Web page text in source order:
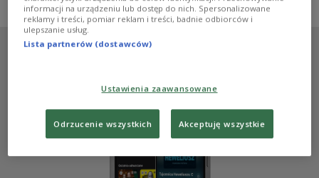
informacji na urządzeniu lub dostęp do nich. Spersonalizowane
reklamy i treści, pomiar reklam i treści, badnie odbiorców i
ulepszanie usług.
Lista partnerów (dostawców)
Ustawienia zaawansowane
Odrzucenie wszystkich Akceptuję wszystkie